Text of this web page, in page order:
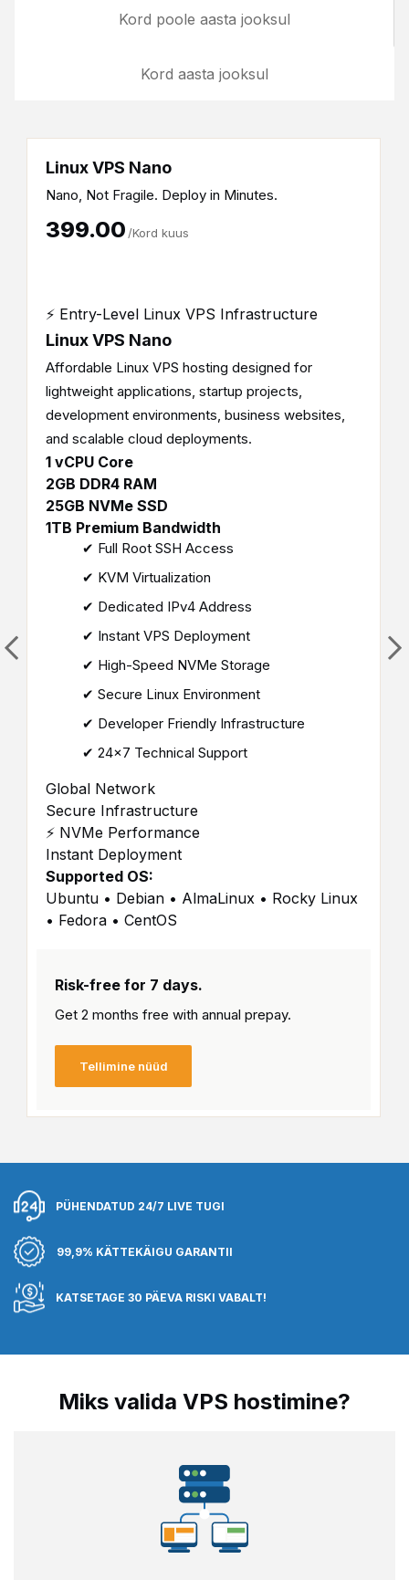
Kord poole aasta jooksul
Kord aasta jooksul
Linux VPS Nano
Nano, Not Fragile. Deploy in Minutes.
₹399.00 /Kord kuus
⚡ Entry-Level Linux VPS Infrastructure
Linux VPS Nano
Affordable Linux VPS hosting designed for
lightweight applications, startup projects,
development environments, business websites,
and scalable cloud deployments.
1 vCPU Core
2GB DDR4 RAM
25GB NVMe SSD
1TB Premium Bandwidth
✔ Full Root SSH Access
✔ KVM Virtualization
✔ Dedicated IPv4 Address
✔ Instant VPS Deployment
✔ High-Speed NVMe Storage
✔ Secure Linux Environment
✔ Developer Friendly Infrastructure
✔ 24×7 Technical Support
Global Network
Secure Infrastructure
⚡ NVMe Performance
Instant Deployment
Supported OS:
Ubuntu • Debian • AlmaLinux • Rocky Linux
• Fedora • CentOS
Risk-free for 7 days.
Get 2 months free with annual prepay.
Tellimine nüüd
PÜHENDATUD 24/7 LIVE TUGI
99,9% KÄTTEKÄIGU GARANTII
KATSETAGE 30 PÄEVA RISKI VABALT!
Miks valida VPS hostimine?